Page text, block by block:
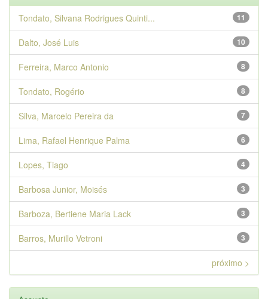
11
Tondato, Silvana Rodrigues Quinti...
10
Dalto, José Luis
8
Ferreira, Marco Antonio
8
Tondato, Rogério
7
Silva, Marcelo Pereira da
6
Lima, Rafael Henrique Palma
4
Lopes, Tiago
3
Barbosa Junior, Moisés
3
Barboza, Bertiene Maria Lack
3
Barros, Murillo Vetroni
próximo >